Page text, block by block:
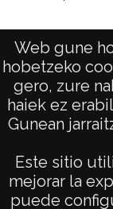
Web gune
hobetzeko
gero, zure
haiek ez
Gunean
Este sitio
mejorar la
puede